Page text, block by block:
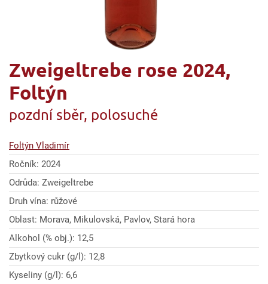
Zweigeltrebe rose 2024,
Foltýn
pozdní sběr, polosuché
Foltýn Vladimír
Ročník: 2024
Odrůda: Zweigeltrebe
Druh vína: růžové
Oblast: Morava, Mikulovská, Pavlov, Stará hora
Alkohol (% obj.): 12,5
Zbytkový cukr (g/l): 12,8
Kyseliny (g/l): 6,6